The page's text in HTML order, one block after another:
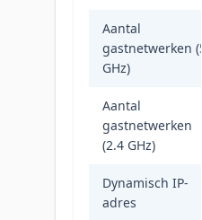
Aantal
gastnetwerken (5
GHz)
Aantal
gastnetwerken
(2.4 GHz)
Dynamisch IP-
adres